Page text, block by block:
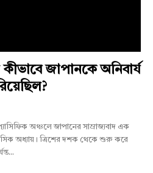
জাপানকে অনিবার্য
অঞ্চলে জাপানের সাম্রাজ্যবাদ এক
অধ্যায়। ত্রিশের দশক থেকে শুরু করে